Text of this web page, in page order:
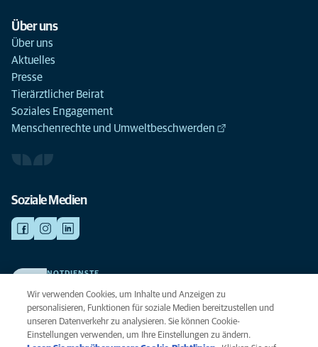
Über uns
Über uns
Aktuelles
Presse
Tierärztlicher Beirat
Soziales Engagement
Menschenrechte und Umweltbeschwerden
Soziale Medien
NOTDIENSTE
beste Versorgung verdient.
Datenschutz
Wir verwenden Cookies, um Inhalte und Anzeigen zu
personalisieren, Funktionen für soziale Medien bereitzustellen und
unseren Datenverkehr zu analysieren. Sie können Cookie-
Einstellungen verwenden, um Ihre Einstellungen zu ändern.